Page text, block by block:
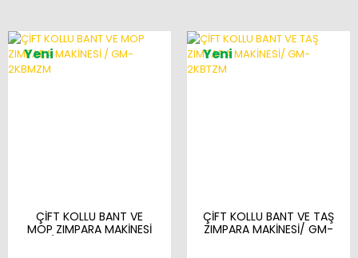
Yeni
ÇİFT KOLLU BANT VE
MOP ZIMPARA MAKİNESİ
Yeni
ÇİFT KOLLU BANT VE TAŞ
ZIMPARA MAKİNESİ/ GM-